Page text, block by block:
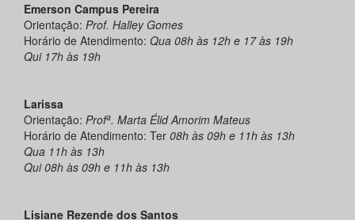
Emerson Campus Pereira
Orientação: Prof. Halley Gomes
Horário de Atendimento: Qua 08h às 12h e 17 às 19h
Qui 17h às 19h
Larissa
Orientação: Profa. Marta Élid Amorim Mateus
Horário de Atendimento: Ter 08h às 09h e 11h às 13h
Qua 11h às 13h
Qui 08h às 09h e 11h às 13h
Lisiane Rezende dos Santos